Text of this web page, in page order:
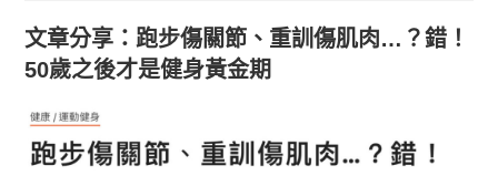
文章分享：跑步傷關節、重訓傷肌肉…？錯！
50歲之後才是健身黃金期